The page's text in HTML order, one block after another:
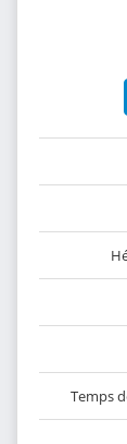
Temps